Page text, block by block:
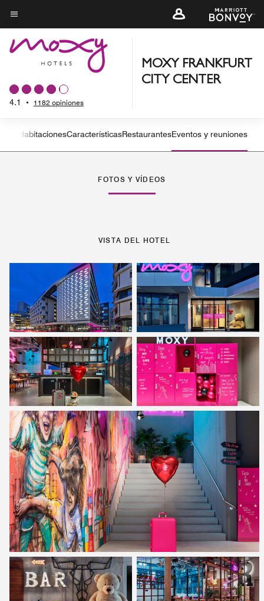
Skip
to
main
content
Texto del menú
4.1 • 1182 opiniones
MOXY FRANKFURT
CITY CENTER
Flecha izquierda
HabitacionesCaracterísticasRestaurantesEventos y reuniones
FOTOS Y VÍDEOS
VISTA DEL HOTEL